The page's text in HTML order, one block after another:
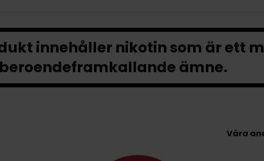
innehåller nikotin som är ett
beroendeframkallande ämne.
Våra